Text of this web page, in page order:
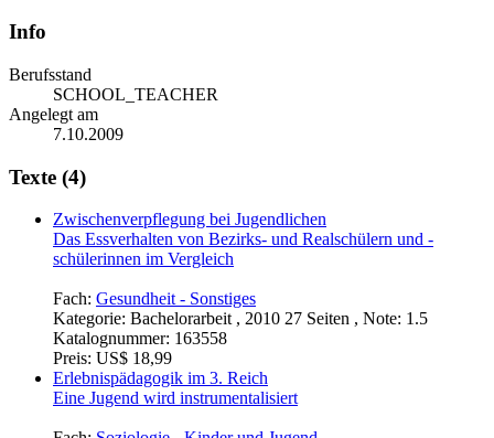
Info
Berufsstand
SCHOOL_TEACHER
Angelegt am
7.10.2009
Texte (4)
Zwischenverpflegung bei Jugendlichen
Das Essverhalten von Bezirks- und Realschülern und -
schülerinnen im Vergleich
Fach: Gesundheit - Sonstiges
Kategorie: Bachelorarbeit , 2010 27 Seiten , Note: 1.5
Katalognummer: 163558
Preis: US$ 18,99
Erlebnispädagogik im 3. Reich
Eine Jugend wird instrumentalisiert